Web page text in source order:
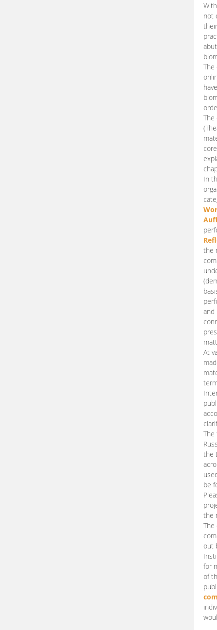
not
The
In
the
and
At
The
the
be
the
The
out
for
of